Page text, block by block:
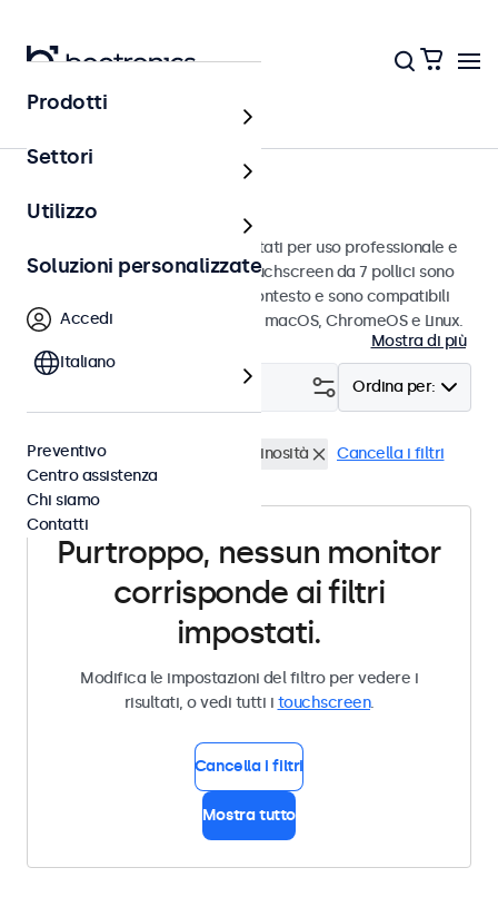
Touchscreen
Touchscreen da 7 pollici
Touchscreen da 7 pollici progettati per uso professionale e
uso continuo. Questi monitor touchscreen da 7 pollici sono
facili da integrare in qualsiasi contesto e sono compatibili
con i sistemi operativi Windows, macOS, ChromeOS e Linux.
Mostra di più
Ordina per:
Touchscreen 7 pollici Alta luminosità Cancella i filtri
Purtroppo, nessun monitor
corrisponde ai filtri
impostati.
Modifica le impostazioni del filtro per vedere i
risultati, o vedi tutti i touchscreen.
Cancella i filtri
Mostra tutto
Prodotti
Settori
Utilizzo
Soluzioni personalizzate
Accedi
Italiano
Preventivo
Centro assistenza
Chi siamo
Contatti